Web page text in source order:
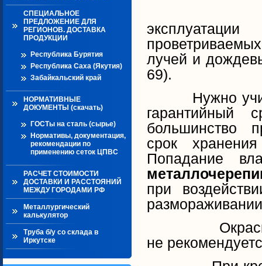
СПЕЦИАЛЬНОЕ
ПРЕДЛОЖЕНИЕ ДЛЯ
РЕГИОНОВ. ДОСТАВКА
ПРОДУКЦИИ
Республика Бурятия
Республика Саха (Якутия)
Забайкальский край
НОРМАТИВНЫЕ
ДОКУМЕНТЫ (скачать)
ГОСТы на сталь (сырье)
Нормативы, документация,
рекомендации по
применению сеток ЦПВС
РАСЧЕТ СТОИМОСТИ
ДОСТАВКИ И РАССТОЯНИЙ
МЕЖДУ ГОРОДАМИ РФ
Металлургический
калькулятор
Труба б/у со склада в
Иркутске
лучей и
69).
Нужно
гарантийный
большинство
срок
Попадание
при
не